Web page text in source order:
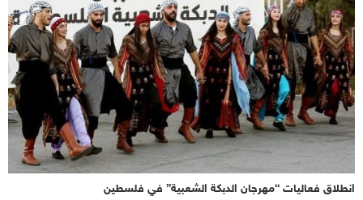
انطلاق فعاليات “مهرجان الدبكة الشعبية” في فلسطين